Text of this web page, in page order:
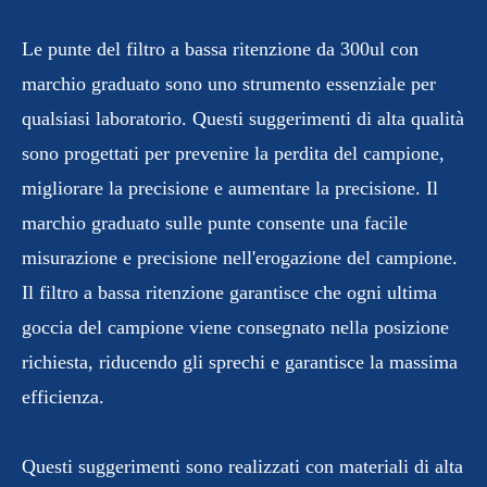
Le punte del filtro a bassa ritenzione da 300ul con
marchio graduato sono uno strumento essenziale per
qualsiasi laboratorio. Questi suggerimenti di alta qualità
sono progettati per prevenire la perdita del campione,
migliorare la precisione e aumentare la precisione. Il
marchio graduato sulle punte consente una facile
misurazione e precisione nell'erogazione del campione.
Il filtro a bassa ritenzione garantisce che ogni ultima
goccia del campione viene consegnato nella posizione
richiesta, riducendo gli sprechi e garantisce la massima
efficienza.
Questi suggerimenti sono realizzati con materiali di alta